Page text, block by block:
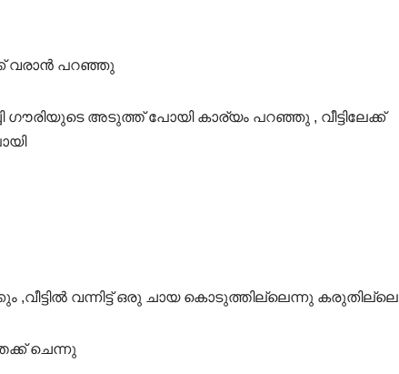
വരാൻ പറഞ്ഞു
ഗൗരിയുടെ അടുത്ത് പോയി കാര്യം പറഞ്ഞു , വീട്ടിലേക്ക്
,വീട്ടിൽ വന്നിട്ട് ഒരു ചായ കൊടുത്തില്ലെന്നു കരുതില്ലെ
ചെന്നു